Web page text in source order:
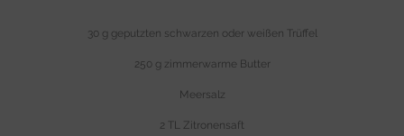
30 g geputzten schwarzen oder weißen Trüffel
250 g zimmerwarme Butter
Meersalz
2 TL Zitronensaft